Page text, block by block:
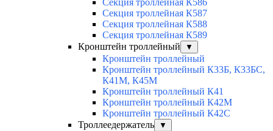
Секция троллейная К586
Секция троллейная К587
Секция троллейная К588
Секция троллейная К589
Кронштейн троллейный
▼
Кронштейн троллейный
Кронштейн троллейный К33Б, К33БС,
К41М, К45М
Кронштейн троллейный К41
Кронштейн троллейный К42М
Кронштейн троллейный К42С
Троллеедержатель
▼